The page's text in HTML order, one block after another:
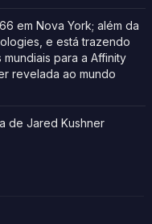
em Nova York; além da
e está trazendo
para a Affinity
revelada ao mundo
de Jared Kushner